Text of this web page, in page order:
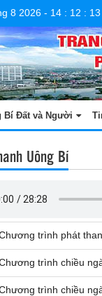
8 2026 - 14 : 12 : 13
Bí Đất và Người
Uông Bí
trình phát
trình chiều
trình chiều